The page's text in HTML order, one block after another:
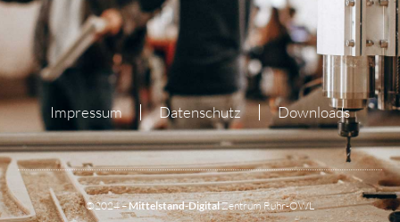
Impressum Datenschutz Downloads
©2024 –Mittelstand-DigitalZentrum Ruhr-OWL